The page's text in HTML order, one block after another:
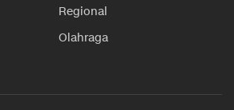
Regional
Olahraga